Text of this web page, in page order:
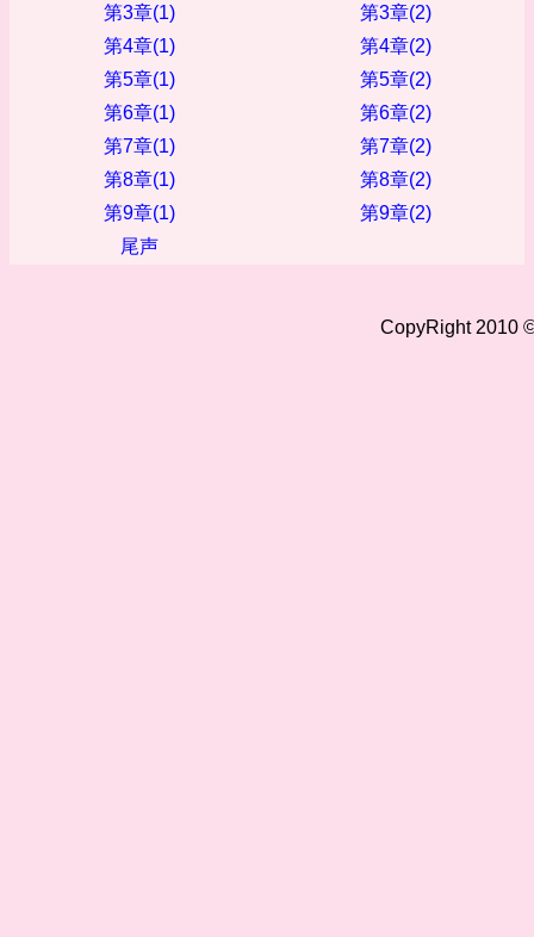
第3章(1)
第3章(2)
第4章(1)
第4章(2)
第5章(1)
第5章(2)
第6章(1)
第6章(2)
第7章(1)
第7章(2)
第8章(1)
第8章(2)
第9章(1)
第9章(2)
尾声
CopyRight 2010